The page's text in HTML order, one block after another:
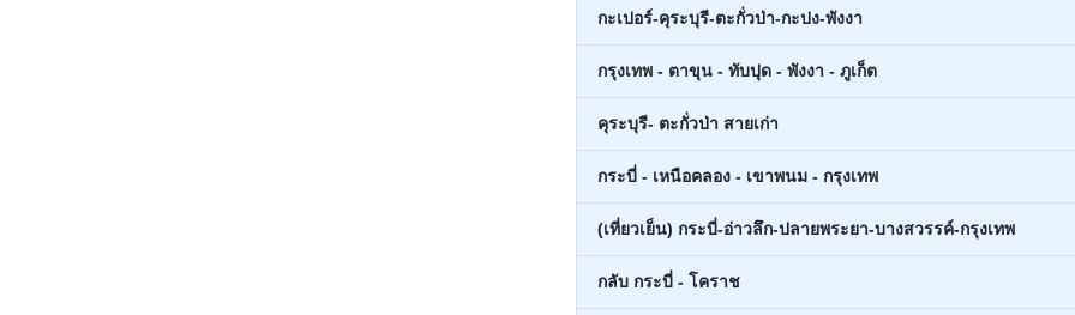
กะเปอร์-คุระบุรี-ตะกั่วป่า-กะปง-พังงา
กรุงเทพ - ตาขุน - ทับปุด - พังงา - ภูเก็ต
คุระบุรี- ตะกั่วป่า สายเก่า
กระบี่ - เหนือคลอง - เขาพนม - กรุงเทพ
(เที่ยวเย็น) กระบี่-อ่าวลึก-ปลายพระยา-บางสวรรค์-กรุงเทพ
กลับ กระบี่ - โคราช